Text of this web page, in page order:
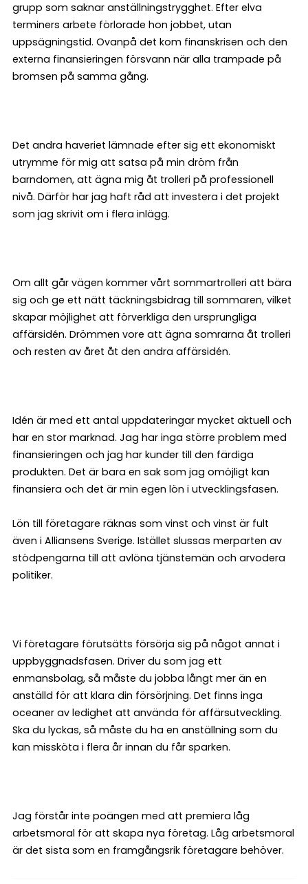
grupp som saknar anställningstrygghet. Efter elva
terminers arbete förlorade hon jobbet, utan
uppsägningstid. Ovanpå det kom finanskrisen och den
externa finansieringen försvann när alla trampade på
bromsen på samma gång.
Det andra haveriet lämnade efter sig ett ekonomiskt
utrymme för mig att satsa på min dröm från
barndomen, att ägna mig åt trolleri på professionell
nivå. Därför har jag haft råd att investera i det projekt
som jag skrivit om i flera inlägg.
Om allt går vägen kommer vårt sommartrolleri att bära
sig och ge ett nätt täckningsbidrag till sommaren, vilket
skapar möjlighet att förverkliga den ursprungliga
affärsidén. Drömmen vore att ägna somrarna åt trolleri
och resten av året åt den andra affärsidén.
Idén är med ett antal uppdateringar mycket aktuell och
har en stor marknad. Jag har inga större problem med
finansieringen och jag har kunder till den färdiga
produkten. Det är bara en sak som jag omöjligt kan
finansiera och det är min egen lön i utvecklingsfasen.
Lön till företagare räknas som vinst och vinst är fult
även i Alliansens Sverige. Istället slussas merparten av
stödpengarna till att avlöna tjänstemän och arvodera
politiker.
Vi företagare förutsätts försörja sig på något annat i
uppbyggnadsfasen. Driver du som jag ett
enmansbolag, så måste du jobba långt mer än en
anställd för att klara din försörjning. Det finns inga
oceaner av ledighet att använda för affärsutveckling.
Ska du lyckas, så måste du ha en anställning som du
kan missköta i flera år innan du får sparken.
Jag förstår inte poängen med att premiera låg
arbetsmoral för att skapa nya företag. Låg arbetsmoral
är det sista som en framgångsrik företagare behöver.